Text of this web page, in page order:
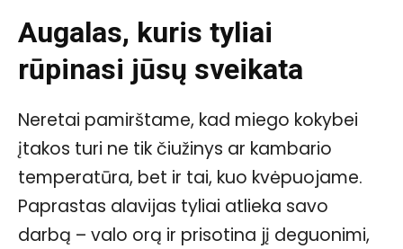
Augalas, kuris tyliai
rūpinasi jūsų sveikata
Neretai pamirštame, kad miego kokybei
įtakos turi ne tik čiužinys ar kambario
temperatūra, bet ir tai, kuo kvėpuojame.
Paprastas alavijas tyliai atlieka savo
darbą – valo orą ir prisotina jį deguonimi,